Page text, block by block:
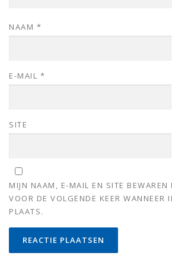
NAAM *
E-MAIL *
SITE
MIJN NAAM, E-MAIL EN SITE BEWAREN
VOOR DE VOLGENDE KEER WANNEER
PLAATS.